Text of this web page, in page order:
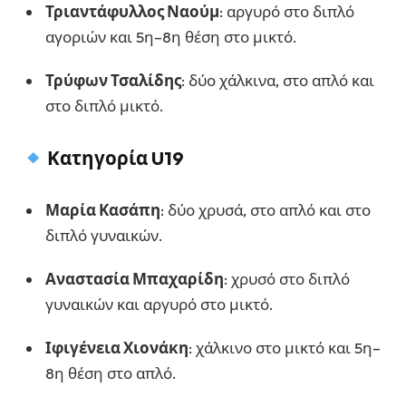
Τριαντάφυλλος Ναούμ: αργυρό στο διπλό
αγοριών και 5η–8η θέση στο μικτό.
Τρύφων Τσαλίδης: δύο χάλκινα, στο απλό και
στο διπλό μικτό.
Κατηγορία U19
Μαρία Κασάπη: δύο χρυσά, στο απλό και στο
διπλό γυναικών.
Αναστασία Μπαχαρίδη: χρυσό στο διπλό
γυναικών και αργυρό στο μικτό.
Ιφιγένεια Χιονάκη: χάλκινο στο μικτό και 5η–
8η θέση στο απλό.